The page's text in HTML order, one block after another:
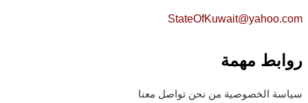
StateOfKuwait@yahoo.com
روابط مهمة
سياسة الخصوصية من نحن تواصل معنا